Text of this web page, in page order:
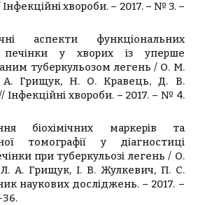
Інфекційні хвороби. – 2017. – № 3. –
аспекти функціональних
печінки у хворих із уперше
туберкульозом легень / О. М.
А. Грищук, Н. О. Кравець, Д. В.
Інфекційні хвороби. – 2017. – № 4.
біохімічних маркерів та
томографії у діагностиці
при туберкульозі легень / О.
А. Грищук, І. В. Жулкевич, П. С.
наукових досліджень. – 2017. –